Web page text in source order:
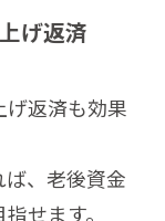
げ返済
返済も効果
、老後資金
せます。